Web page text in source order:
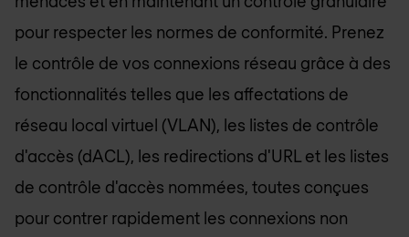
pour respecter les normes de conformité. Prenez
le contrôle de vos connexions réseau grâce à des
fonctionnalités telles que les affectations de
réseau local virtuel (VLAN), les listes de contrôle
d'accès (dACL), les redirections d'URL et les listes
de contrôle d'accès nommées, toutes conçues
pour contrer rapidement les connexions non